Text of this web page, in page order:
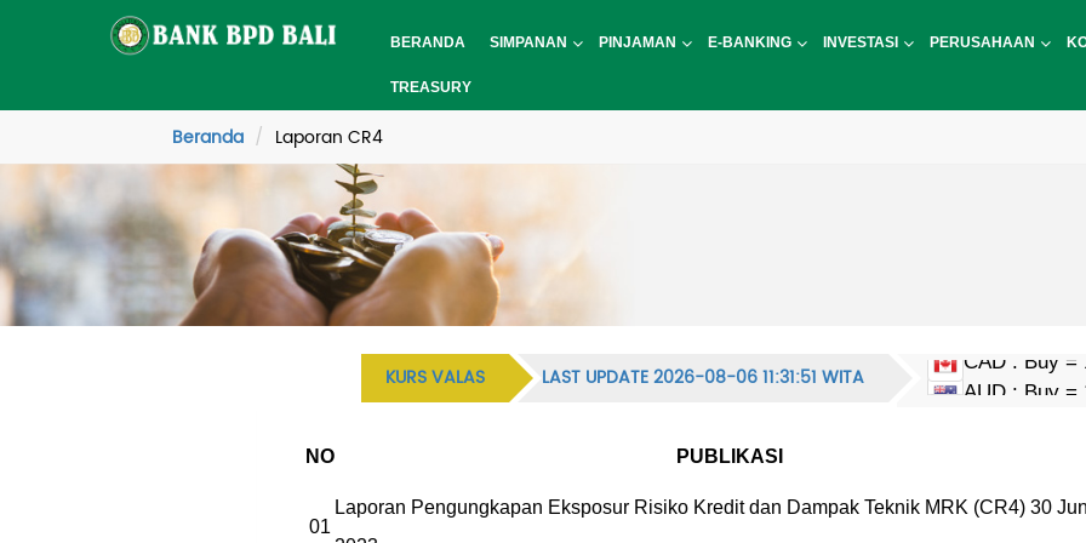
BERANDA SIMPANAN PINJAMAN E-BANKING INVESTASI PERUSAHAAN
TREASURY
Beranda Laporan CR4
KURS VALAS LAST UPDATE 2026-08-06 11:31:51 WITA
CAD : Buy =
NO PUBLIKASI
01
Laporan Pengungkapan Eksposur Risiko Kredit dan Dampak Teknik MRK (CR4) 30